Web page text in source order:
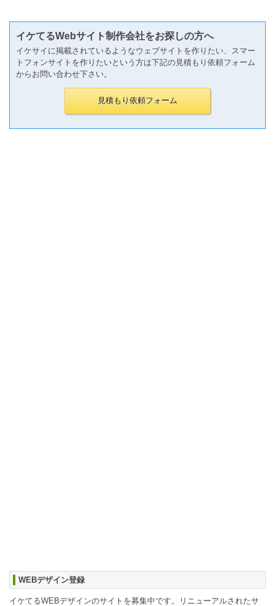
イケてるWebサイト制作会社をお探しの方へ
イケサイに掲載されているようなウェブサイトを作りたい、スマー
トフォンサイトを作りたいという方は下記の見積もり依頼フォーム
からお問い合わせ下さい。
WEBデザイン登録
イケてるWEBデザインのサイトを募集中です。リニューアルされたサ